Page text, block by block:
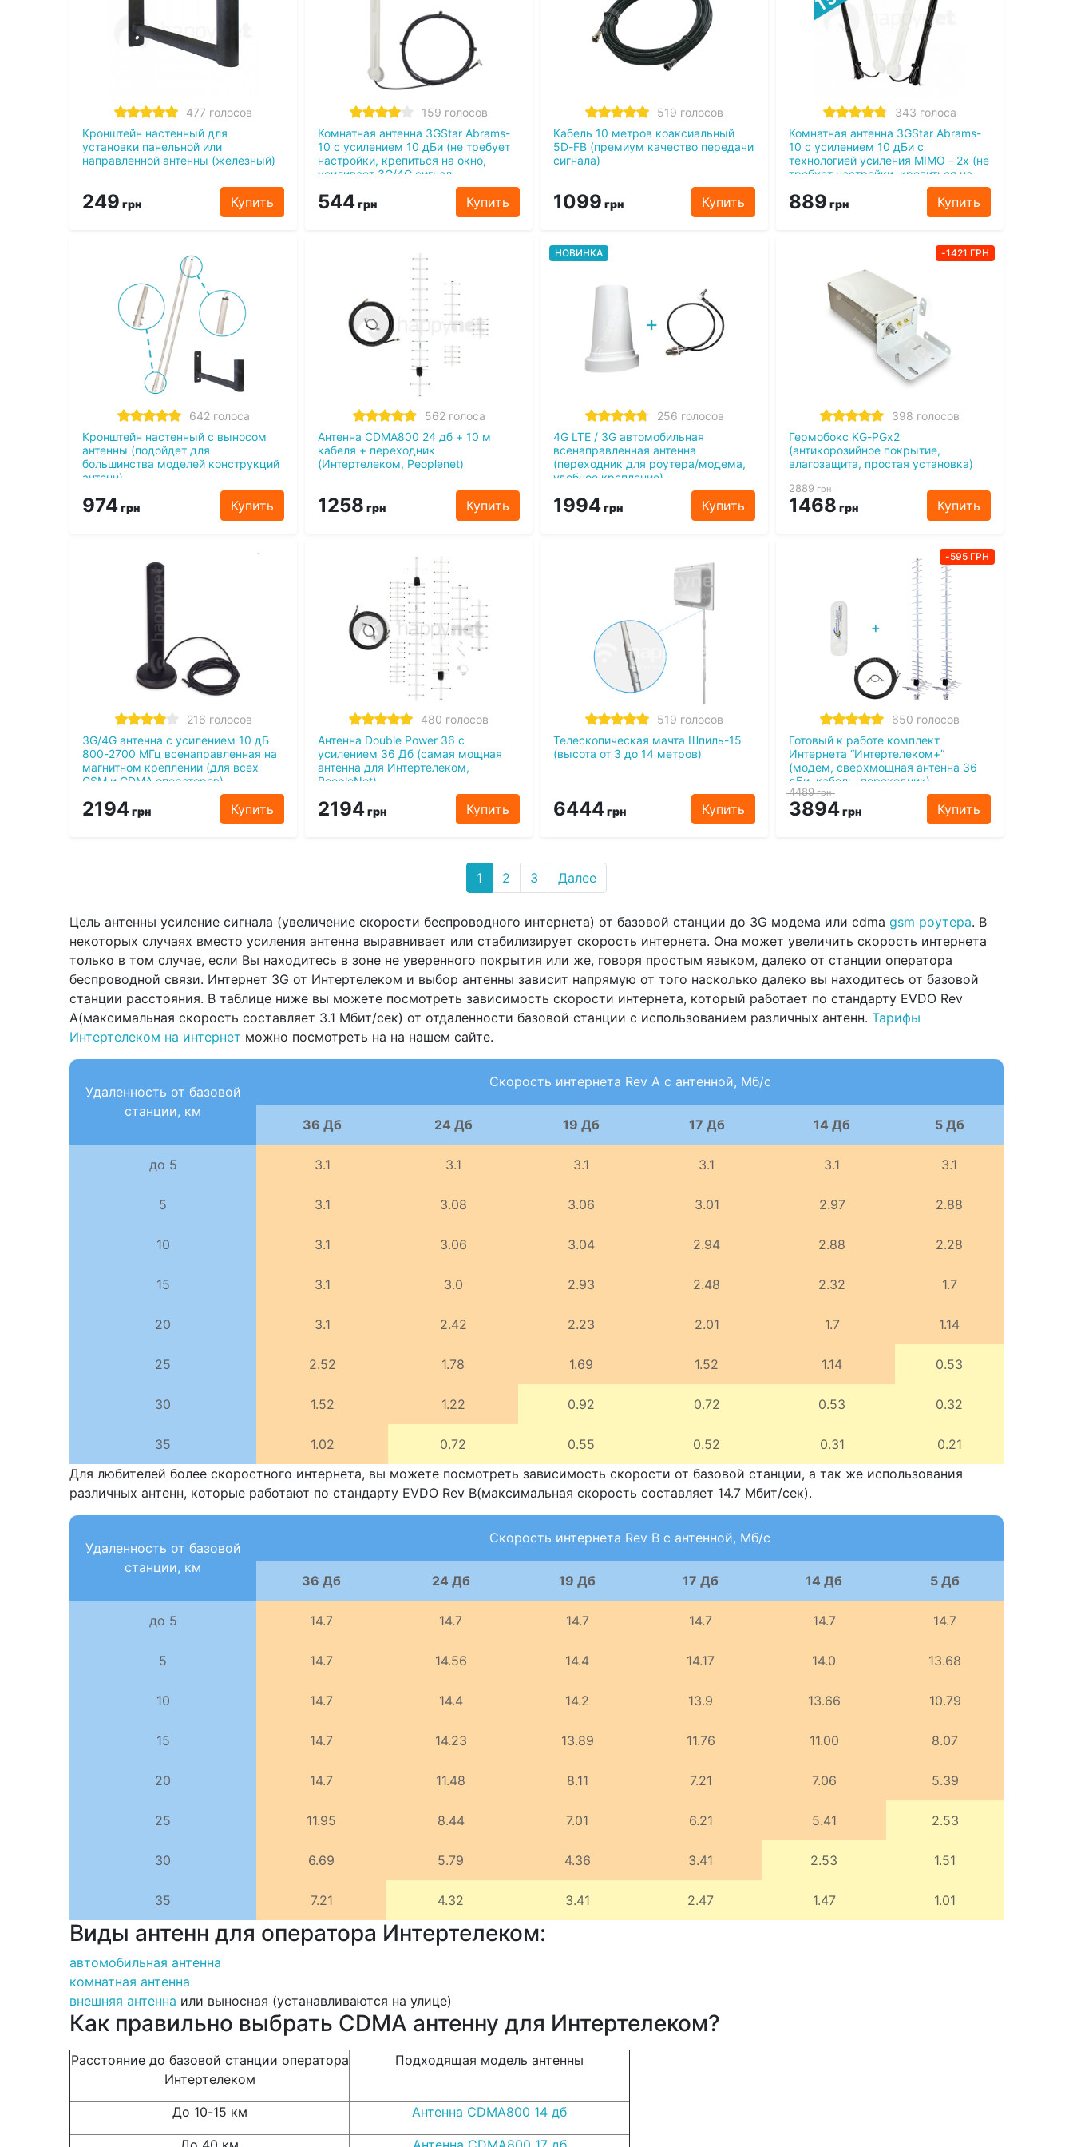
477 голосов
Кронштейн настенный для
установки панельной или
направленной антенны (железный)
249 грн Купить
159 голосов
Комнатная антенна 3GStar Abrams-
10 с усилением 10 дБи (не требует
настройки, крепиться на окно,
усиливает 3G/4G сигнал
544грн Купить
519 голосов
Кабель 10 метров коаксиальный
5D-FB (премиум качество передачи
сигнала)
1099 грн Купить
343 голоса
Комнатная антенна 3GStar Abrams-
10 с усилением 10 дБи с
технологией усиления MIMO - 2х (не
требует настройки, крепиться на
окно, усиливает 3G/4G сигнал в 2
раза)
889 грн Купить
642 голоса
Кронштейн настенный c выносом
антенны (подойдет для
большинства моделей конструкций
антенн)
974грн Купить
562 голоса
Антенна CDMA800 24 дб + 10 м
кабеля + переходник
(Интертелеком, Peoplenet)
1258 грн Купить
НОВИНКА
256 голосов
4G LTE / 3G автомобильная
всенаправленная антенна
(переходник для роутера/модема,
удобное крепление)
1994грн Купить
-1421 ГРН
398 голосов
Гермобокс KG-PGx2
(антикорозийное покрытие,
влагозащита, простая установка)
2889грн
1468 грн Купить
216 голосов
3G/4G антенна c усилением 10 дБ
800-2700 МГц всенаправленная на
магнитном креплении (для всех
GSM и CDMA операторов)
2194грн Купить
480 голосов
Антенна Double Power 36 с
усилением 36 Дб (самая мощная
антенна для Интертелеком,
PeopleNet)
2194грн Купить
519 голосов
Телескопическая мачта Шпиль-15
(высота от 3 до 14 метров)
6444грн Купить
-595 ГРН
650 голосов
Готовый к работе комплект
Интернета “Интертелеком+”
(модем, сверхмощная антенна 36
дБи, кабель, переходник)
4489грн
3894грн Купить
1 2 3 Далее
Цель антенны усиление сигнала (увеличение скорости беспроводного интернета) от базовой станции до 3G модема или cdma gsm роутера. В
некоторых случаях вместо усиления антенна выравнивает или стабилизирует скорость интернета. Она может увеличить скорость интернета
только в том случае, если Вы находитесь в зоне не уверенного покрытия или же, говоря простым языком, далеко от станции оператора
беспроводной связи. Интернет 3G от Интертелеком и выбор антенны зависит напрямую от того насколько далеко вы находитесь от базовой
станции расстояния. В таблице ниже вы можете посмотреть зависимость скорости интернета, который работает по стандарту EVDO Rev
A(максимальная скорость составляет 3.1 Мбит/сек) от отдаленности базовой станции с использованием различных антенн. Тарифы
Интертелеком на интернет можно посмотреть на на нашем сайте.
Удаленность от базовой
станции, км
Скорость интернета Rev A с антенной, Мб/с
36 Дб 24 Дб 19 Дб 17 Дб 14 Дб 5 Дб
до 5 3.1 3.1 3.1 3.1 3.1 3.1
5 3.1 3.08 3.06 3.01 2.97 2.88
10 3.1 3.06 3.04 2.94 2.88 2.28
15 3.1 3.0 2.93 2.48 2.32 1.7
20 3.1 2.42 2.23 2.01 1.7 1.14
25 2.52 1.78 1.69 1.52 1.14 0.53
30 1.52 1.22 0.92 0.72 0.53 0.32
35 1.02 0.72 0.55 0.52 0.31
0.21
Для любителей более скоростного интернета, вы можете посмотреть зависимость скорости от базовой станции, а так же использования
различных антенн, которые работают по стандарту EVDO Rev B(максимальная скорость составляет 14.7 Мбит/сек).
Удаленность от базовой
станции, км
Скорость интернета Rev B с антенной, Мб/с
36 Дб 24 Дб 19 Дб 17 Дб 14 Дб 5 Дб
до 5 14.7 14.7 14.7 14.7 14.7 14.7
5 14.7 14.56 14.4 14.17 14.0 13.68
10 14.7 14.4 14.2 13.9 13.66 10.79
15 14.7 14.23 13.89 11.76 11.00 8.07
20 14.7 11.48 8.11 7.21 7.06 5.39
25 11.95 8.44 7.01 6.21 5.41 2.53
30 6.69 5.79 4.36 3.41 2.53 1.51
35 7.21 4.32 3.41 2.47 1.47 1.01
Виды антенн для оператора Интертелеком:
автомобильная антенна
комнатная антенна
внешняя антенна или выносная (устанавливаются на улице)
Как правильно выбрать CDMA антенну для Интертелеком?
Расстояние до базовой станции оператора
Интертелеком
Подходящая модель антенны
До 10-15 км Антенна CDMA800 14 дб